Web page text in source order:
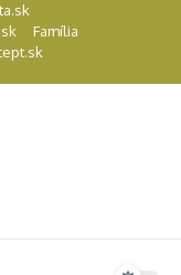
Família